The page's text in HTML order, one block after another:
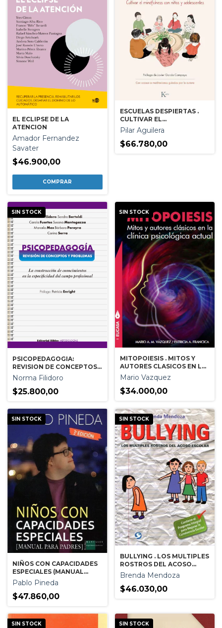
EL ECLIPSE DE LA
ATENCION
Amador Fernandez
Savater
$46.900,00
ESCUELAS DESPIERTAS .
CULTIVAR EL
MINDFULNESS CON NIÑOS
Y ADOLESCENTES
Pilar Aguilera
$66.780,00
SIN STOCK
PSICOPEDAGOGIA:
REVISION DE CONCEPTOS
Y PROBLEMAS. LA
CONSTRUCCION DE
CONOCIMIENTOS EN LA
Norma Filidoro
$25.800,00
SIN STOCK
MITOPOIESIS . MITOS Y
AUTORES CLASICOS EN LA
CLINICA PSICOLOGICA
ACTUAL
Mario Vazquez
$34.000,00
SIN STOCK
NIÑOS CON CAPACIDADES
ESPECIALES (MANUAL
PARA PADRES)
Pablo Pineda
$47.860,00
SIN STOCK
BULLYING . LOS MULTIPLES
ROSTROS DEL ACOSO
ESCOLAR
Brenda Mendoza
$46.030,00
SIN STOCK SIN STOCK